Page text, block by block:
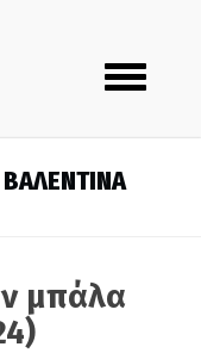
Toggle
navigation
ΒΑΛΕΝΤΙΝΑ
μπάλα